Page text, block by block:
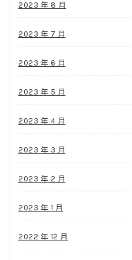
2023 年 8 月
2023 年 7 月
2023 年 6 月
2023 年 5 月
2023 年 4 月
2023 年 3 月
2023 年 2 月
2023 年 1 月
2022 年 12 月